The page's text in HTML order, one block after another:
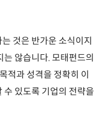
것은 반가운 소식이지
않습니다. 모태펀드의
적과 성격을 정확히 이
수 있도록 기업의 전략을